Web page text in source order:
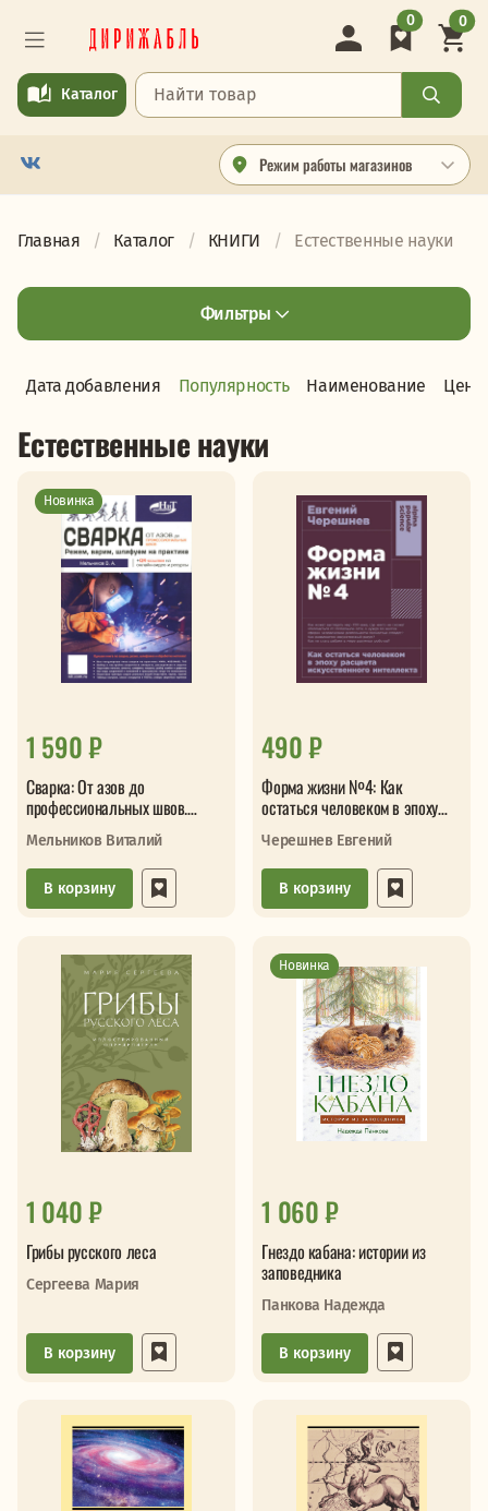
Режим работы магазинов
Каталог
0 0
Главная Каталог КНИГИ Естественные науки
Фильтры
Дата добавления Популярность Наименование Цена
Естественные науки
Новинка
1 590 ₽
Сварка: От азов до
профессиональных швов.
Режем, варим, шлифуем на
практие
Мельников Виталий
В корзину
490 ₽
Форма жизни №4: Как
остаться человеком в эпоху
расцвета искусственного
интеллект
Черешнев Евгений
В корзину
1 040 ₽
Грибы русского леса
Сергеева Мария
В корзину
Новинка
1 060 ₽
Гнездо кабана: истории из
заповедника
Панкова Надежда
В корзину